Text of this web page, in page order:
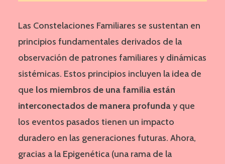
Las Constelaciones Familiares se sustentan en
principios fundamentales derivados de la
observación de patrones familiares y dinámicas
sistémicas. Estos principios incluyen la idea de
que los miembros de una familia están
interconectados de manera profunday que
los eventos pasados tienen un impacto
duradero en las generaciones futuras. Ahora,
gracias a la Epigenética (una rama de la